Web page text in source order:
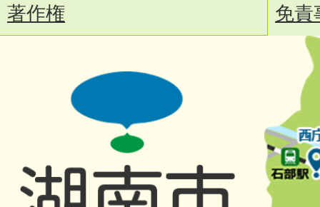
著作権
免責